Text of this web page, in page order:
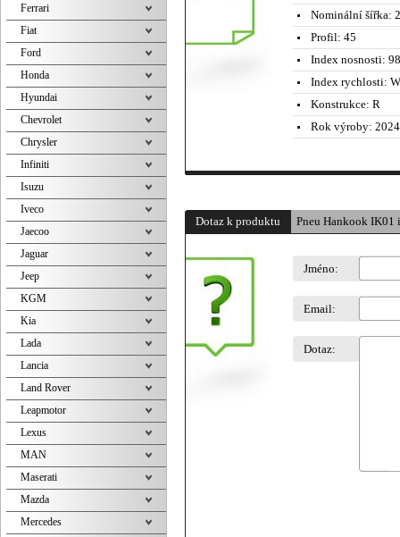
Nominální šířka:
Profil: 45
Index nosnosti:
Index rychlosti:
Konstrukce: R
Rok výroby:
Dotaz k produktu Pneu Hankook IK01
Jméno:
Email:
Dotaz:
Ferrari
Fiat
Ford
Honda
Hyundai
Chevrolet
Chrysler
Infiniti
Isuzu
Iveco
Jaecoo
Jaguar
Jeep
KGM
Kia
Lada
Lancia
Land Rover
Leapmotor
Lexus
MAN
Maserati
Mazda
Mercedes